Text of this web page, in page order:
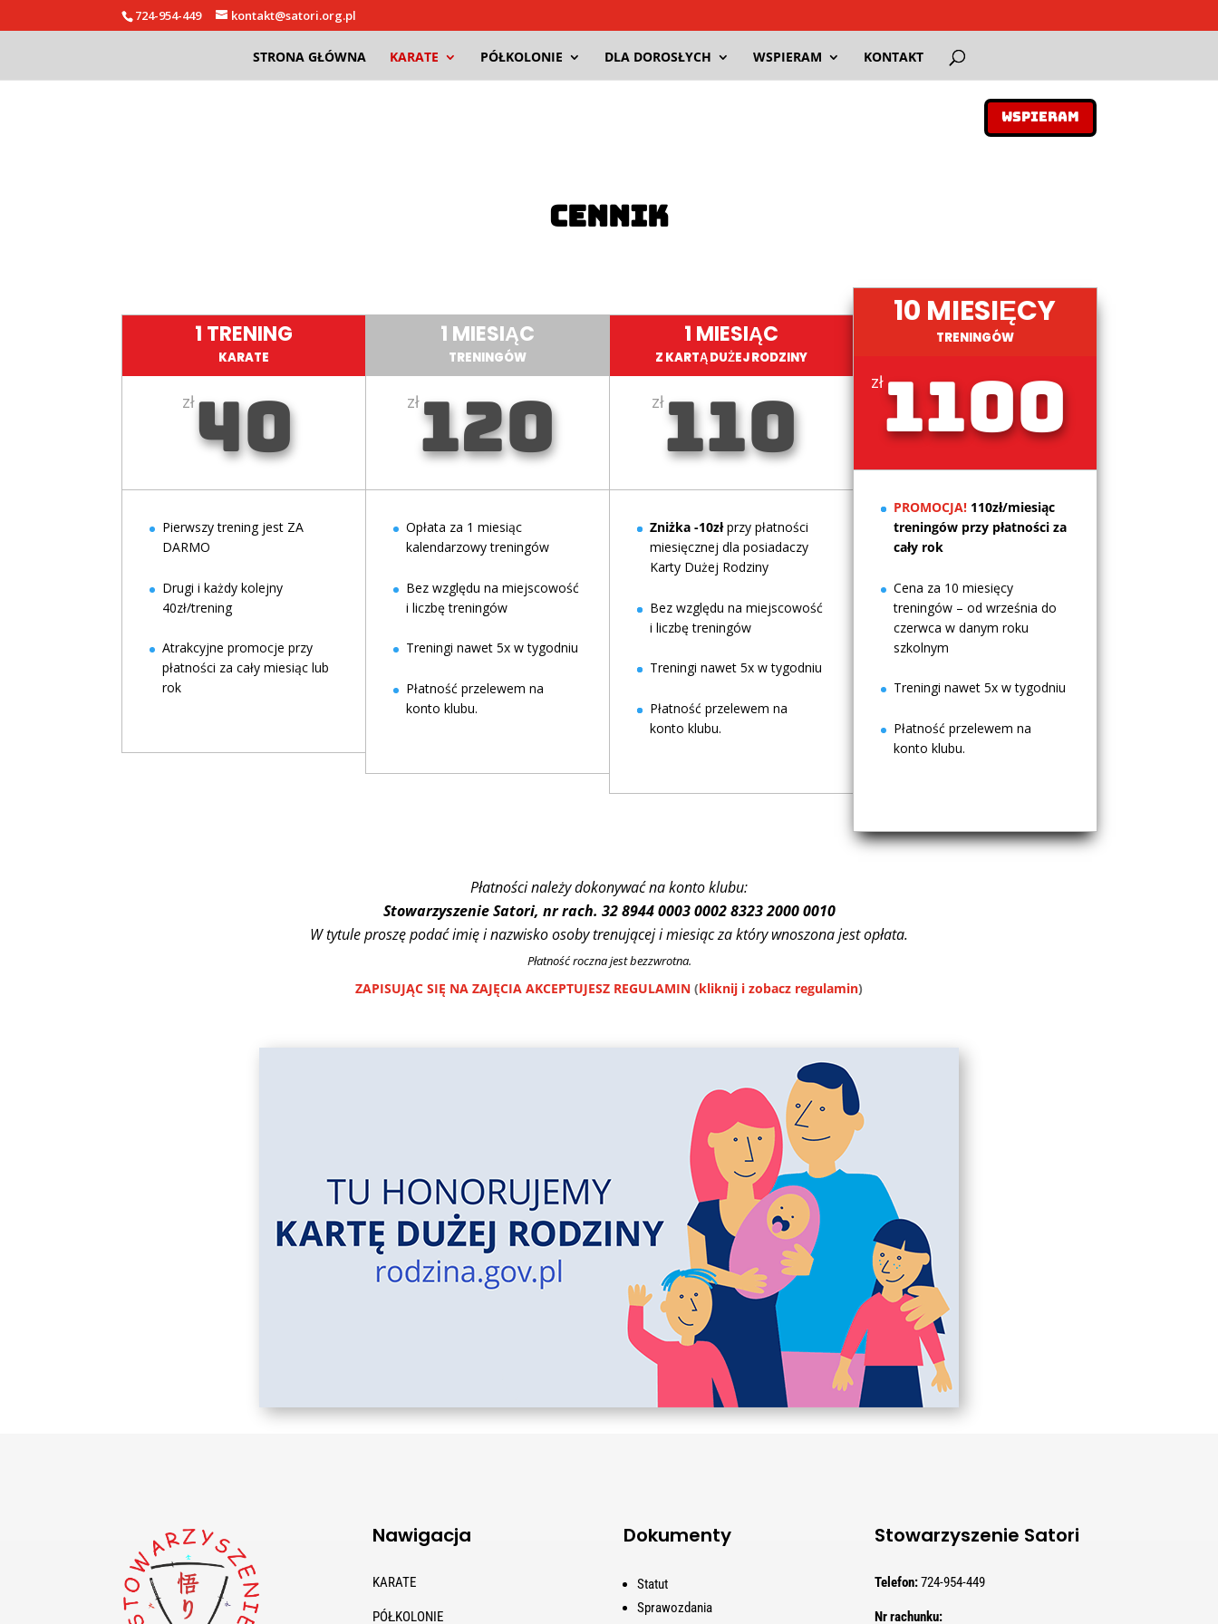
724-954-449 kontakt@satori.org.pl
STRONA GŁÓWNA KARATE PÓŁKOLONIE DLA DOROSŁYCH WSPIERAM KONTAKT
WSPIERAM
CENNIK
1 TRENING
KARATE
zł40
Pierwszy trening jest ZA
DARMO
Drugi i każdy kolejny
40zł/trening
Atrakcyjne promocje przy
płatności za cały miesiąc lub
rok
1 MIESIĄC
TRENINGÓW
zł120
Opłata za 1 miesiąc
kalendarzowy treningów
Bez względu na miejscowość
i liczbę treningów
Treningi nawet 5x w tygodniu
Płatność przelewem na
konto klubu.
1 MIESIĄC
Z KARTĄ DUŻEJ RODZINY
zł110
Zniżka -10złprzy płatności
miesięcznej dla posiadaczy
Karty Dużej Rodziny
Bez względu na miejscowość
i liczbę treningów
Treningi nawet 5x w tygodniu
Płatność przelewem na
konto klubu.
10 MIESIĘCY
TRENINGÓW
zł1100
PROMOCJA! 110zł/miesiąc
treningów przy płatności za
cały rok
Cena za 10 miesięcy
treningów – od września do
czerwca w danym roku
szkolnym
Treningi nawet 5x w tygodniu
Płatność przelewem na
konto klubu.
Płatności należy dokonywać na konto klubu:
Stowarzyszenie Satori, nr rach. 32 8944 0003 0002 8323 2000 0010
W tytule proszę podać imię i nazwisko osoby trenującej i miesiąc za który wnoszona jest opłata.
Płatność roczna jest bezzwrotna.
ZAPISUJĄC SIĘ NA ZAJĘCIA AKCEPTUJESZ REGULAMIN (kliknij i zobacz regulamin)
Nawigacja
KARATE
PÓŁKOLONIE
Dokumenty
Statut
Sprawozdania
Stowarzyszenie Satori
Telefon:724-954-449
Nr rachunku: